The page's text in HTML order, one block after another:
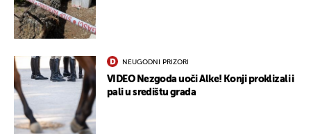
NEUGODNI PRIZORI
VIDEO Nezgoda uoči Alke! Konji proklizali i
pali u središtu grada